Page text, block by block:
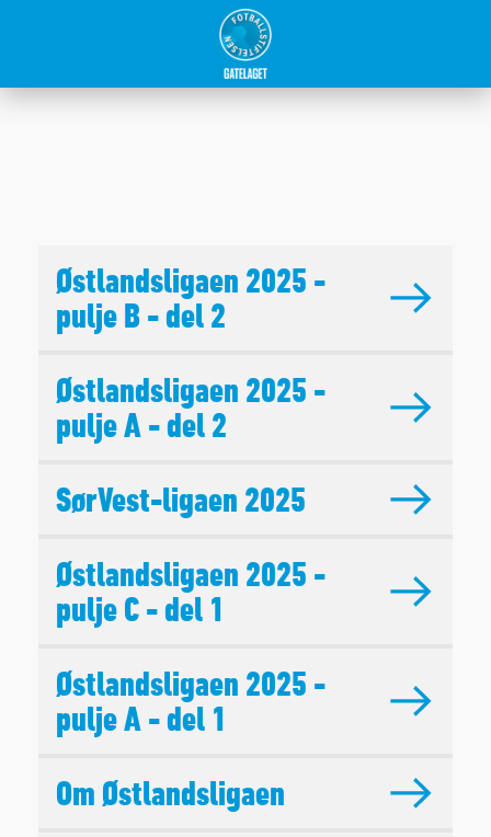
Østlandsligaen 2025 -
pulje B - del 2
Østlandsligaen 2025 -
pulje A - del 2
SørVest-ligaen 2025
Østlandsligaen 2025 -
pulje C - del 1
Østlandsligaen 2025 -
pulje A - del 1
Om Østlandsligaen